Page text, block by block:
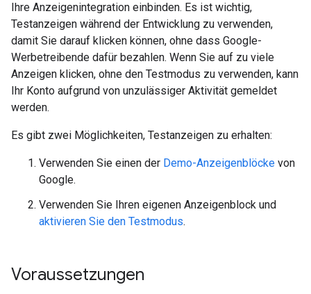
Ihre Anzeigenintegration einbinden. Es ist wichtig,
Testanzeigen während der Entwicklung zu verwenden,
damit Sie darauf klicken können, ohne dass Google-
Werbetreibende dafür bezahlen. Wenn Sie auf zu viele
Anzeigen klicken, ohne den Testmodus zu verwenden, kann
Ihr Konto aufgrund von unzulässiger Aktivität gemeldet
werden.
Es gibt zwei Möglichkeiten, Testanzeigen zu erhalten:
Verwenden Sie einen der Demo-Anzeigenblöcke von
Google.
Verwenden Sie Ihren eigenen Anzeigenblock und
aktivieren Sie den Testmodus.
Voraussetzungen